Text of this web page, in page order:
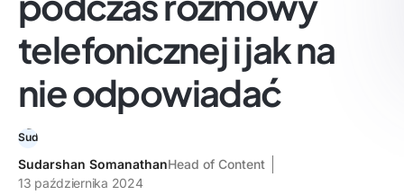
telefonicznej i jak na
nie odpowiadać
Sudarshan SomanathanHead of Content
13 października 2024